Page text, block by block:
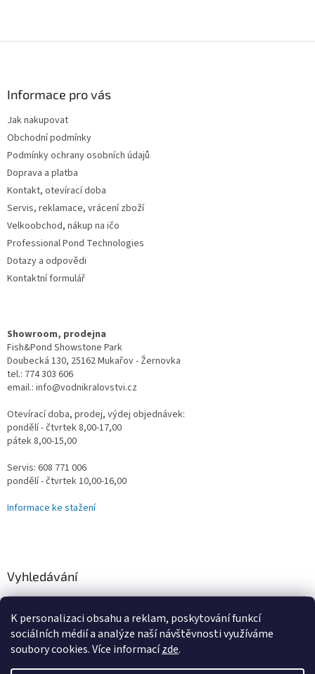
K personalizaci obsahu a reklam, poskytování funkcí
sociálních médií a analýze naší návštěvnosti využíváme
soubory cookies. Více informacízde.
Informace pro vás
Jak nakupovat
Obchodní podmínky
Podmínky ochrany osobních údajů
Doprava a platba
Kontakt, otevírací doba
Servis, reklamace, vrácení zboží
Velkoobchod, nákup na ičo
Professional Pond Technologies
Dotazy a odpovědi
Kontaktní formulář
Showroom, prodejna
Fish&Pond Showstone Park
Doubecká 130, 25162 Mukařov - Žernovka
tel.: 774 303 606
email.: info@vodnikralovstvi.cz
Otevírací doba, prodej, výdej objednávek:
pondělí - čtvrtek 8,00-17,00
pátek 8,00-15,00
Servis: 608 771 006
pondělí - čtvrtek 10,00-16,00
Informace ke stažení
Vyhledávání
HLEDAT